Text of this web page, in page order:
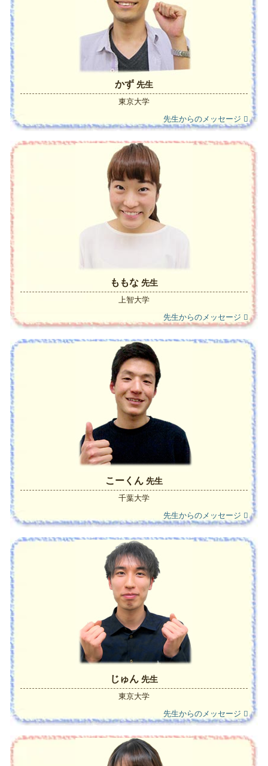
かず 先生
東京大学
先生からのメッセージ
ももな 先生
上智大学
先生からのメッセージ
こーくん 先生
千葉大学
先生からのメッセージ
じゅん 先生
東京大学
先生からのメッセージ